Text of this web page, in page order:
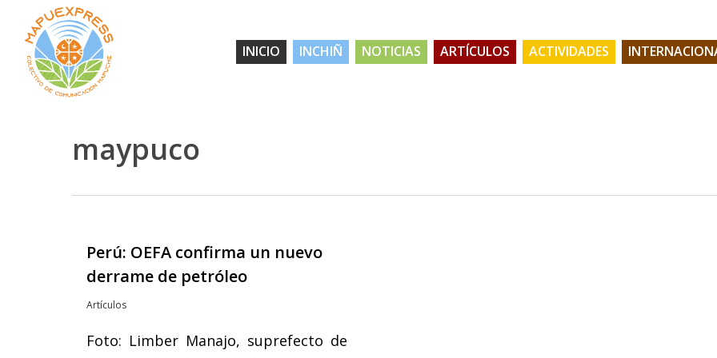
main
content
Hit enter to search or ESC to close
INICIO INCHIÑ NOTICIAS ARTÍCULOS ACTIVIDADES
maypuco
Perú: OEFA confirma un nuevo
derrame de petróleo
Artículos
Foto: Limber Manajo, suprefecto de